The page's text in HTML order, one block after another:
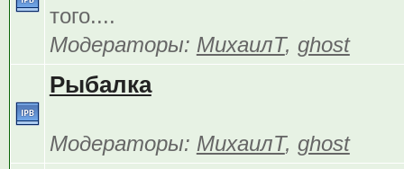
того....
Модераторы: МихаилТ, ghost
Рыбалка
Модераторы: МихаилТ, ghost